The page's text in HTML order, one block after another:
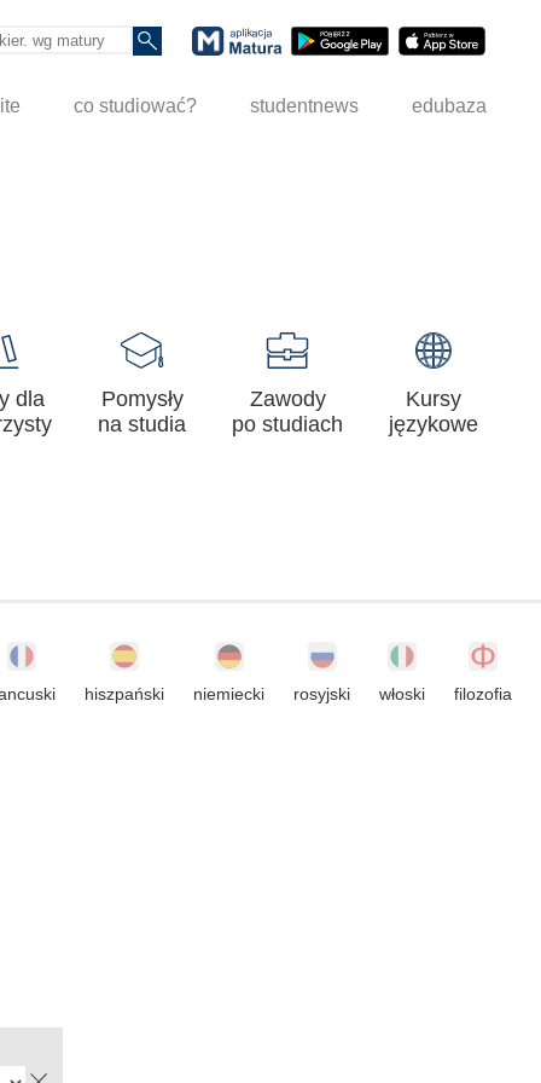
co studiować? studentnews edubaza
dla
Pomysły
na studia
Zawody
po studiach
Kursy
językowe
hiszpański niemiecki rosyjski włoski filozofia